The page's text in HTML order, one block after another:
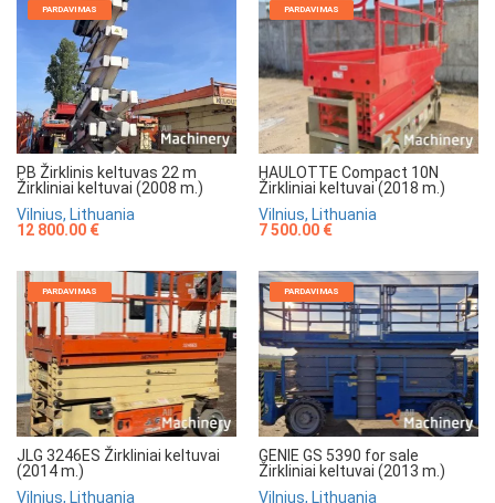
PARDAVIMAS
PB Žirklinis keltuvas 22 m
Žirkliniai keltuvai (2008 m.)
Vilnius, Lithuania
12 800.00 €
PARDAVIMAS
HAULOTTE Compact 10N
Žirkliniai keltuvai (2018 m.)
Vilnius, Lithuania
7 500.00 €
PARDAVIMAS
JLG 3246ES Žirkliniai keltuvai
(2014 m.)
Vilnius, Lithuania
PARDAVIMAS
GENIE GS 5390 for sale
Žirkliniai keltuvai (2013 m.)
Vilnius, Lithuania